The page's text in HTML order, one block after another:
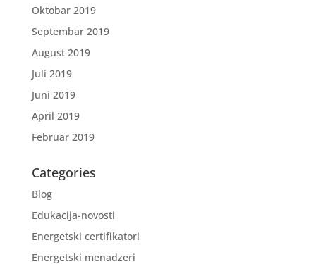
Oktobar 2019
Septembar 2019
August 2019
Juli 2019
Juni 2019
April 2019
Februar 2019
Categories
Blog
Edukacija-novosti
Energetski certifikatori
Energetski menadzeri